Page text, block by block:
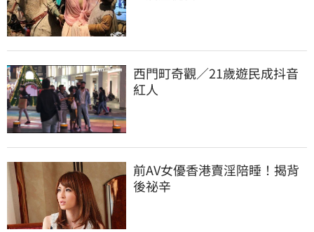
西門町奇觀／21歲遊民成抖音
紅人
前AV女優香港賣淫陪睡！揭背
後祕辛